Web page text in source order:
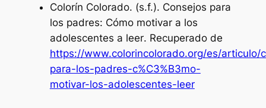
Colorín Colorado. (s.f.). Consejos para
los padres: Cómo motivar a los
adolescentes a leer. Recuperado de
https://www.colorincolorado.org/es/articulo/
para-los-padres-c%C3%B3mo-
motivar-los-adolescentes-leer